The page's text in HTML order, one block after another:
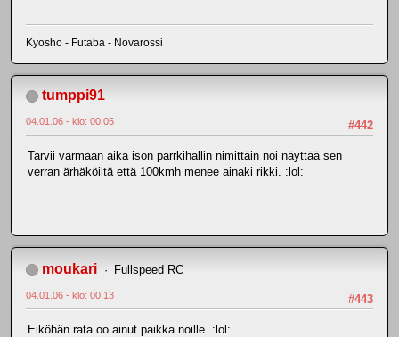
Kyosho - Futaba - Novarossi
tumppi91
#442
04.01.06 - klo: 00.05
Tarvii varmaan aika ison parrkihallin nimittäin noi näyttää sen
verran ärhäköiltä että 100kmh menee ainaki rikki. :lol:
moukari Fullspeed RC
#443
04.01.06 - klo: 00.13
Eiköhän rata oo ainut paikka noille :lol: